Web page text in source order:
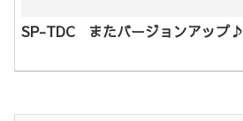
SP-TDC またバージョンアップ♪